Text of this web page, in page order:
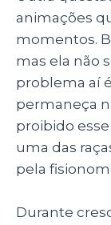
animações
momentos.
mas ela não
problema aí
permaneça
proibido
uma das
pela
Durante